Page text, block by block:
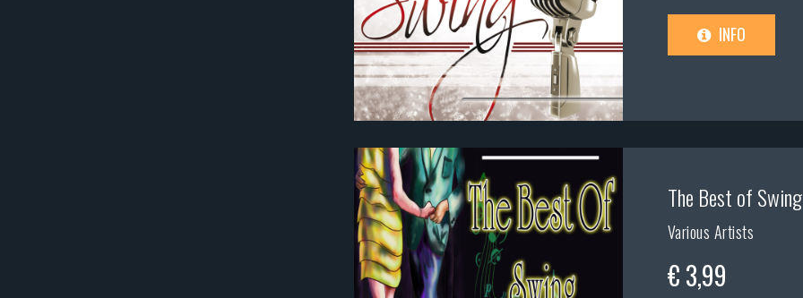
INFO
The Best of Swing
Various Artists
€ 3,99